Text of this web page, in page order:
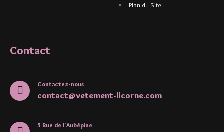
Plan du Site
Contact
Contactez-nous
contact@vetement-licorne.com
5 Rue de l'Aubépine